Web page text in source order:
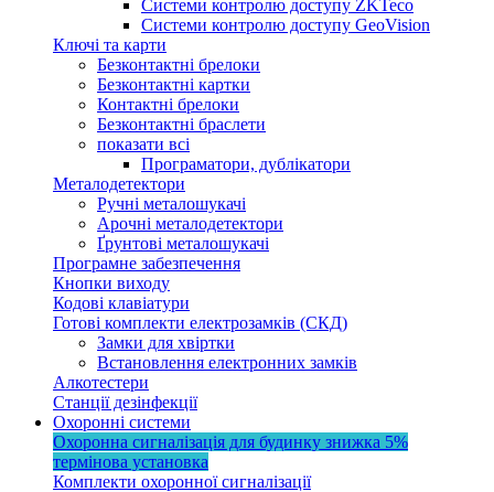
Системи контролю доступу ZKTeco
Системи контролю доступу GeoVision
Ключі та карти
Безконтактні брелоки
Безконтактні картки
Контактні брелоки
Безконтактні браслети
показати всі
Програматори, дублікатори
Металодетектори
Ручні металошукачі
Арочні металодетектори
Ґрунтові металошукачі
Програмне забезпечення
Кнопки виходу
Кодові клавіатури
Готові комплекти електрозамків (СКД)
Замки для хвіртки
Встановлення електронних замків
Алкотестери
Станції дезінфекції
Охоронні системи
Охоронна сигналізація для будинку знижка 5%
термінова установка
Комплекти охоронної сигналізації